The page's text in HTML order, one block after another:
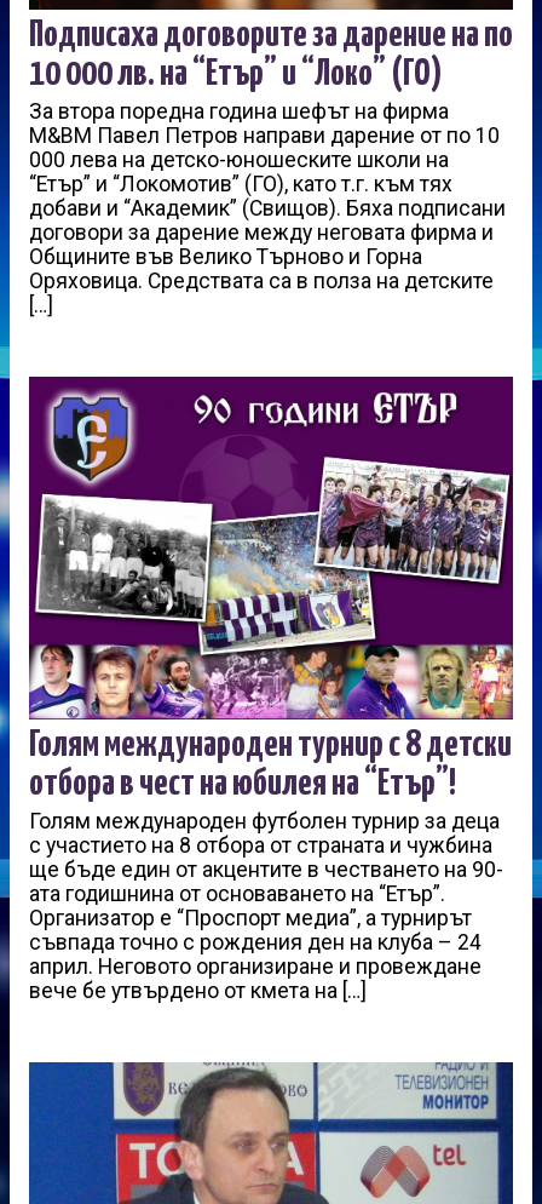
Подписаха договорите за дарение на по
10 000 лв. на “Етър” и “Локо” (ГО)
За втора поредна година шефът на фирма
M&BM Павел Петров направи дарение от по 10
000 лева на детско-юношеските школи на
“Етър” и “Локомотив” (ГО), като т.г. към тях
добави и “Академик” (Свищов). Бяха подписани
договори за дарение между неговата фирма и
Общините във Велико Търново и Горна
Оряховица. Средствата са в полза на детските
[…]
Голям международен турнир с 8 детски
отбора в чест на юбилея на “Етър”!
Голям международен футболен турнир за деца
с участието на 8 отбора от страната и чужбина
ще бъде един от акцентите в честването на 90-
ата годишнина от основаването на “Етър”.
Организатор е “Проспорт медиа”, а турнирът
съвпада точно с рождения ден на клуба – 24
април. Неговото организиране и провеждане
вече бе утвърдено от кмета на […]